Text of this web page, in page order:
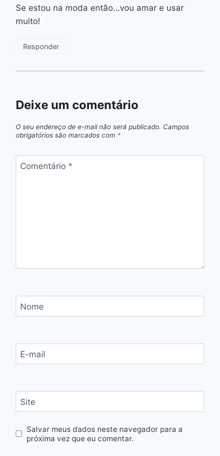
Se estou na moda então…vou amar e usar
muito!
Responder
Deixe um comentário
O seu endereço de e-mail não será publicado. Campos
obrigatórios são marcados com *
Comentário *
Nome
E-mail
Site
Salvar meus dados neste navegador para a
próxima vez que eu comentar.